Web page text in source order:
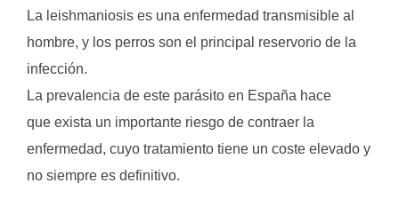
La leishmaniosis es una enfermedad transmisible al
hombre, y los perros son el principal reservorio de la
infección.
La prevalencia de este parásito en España hace
que exista un importante riesgo de contraer la
enfermedad, cuyo tratamiento tiene un coste elevado y
no siempre es definitivo.